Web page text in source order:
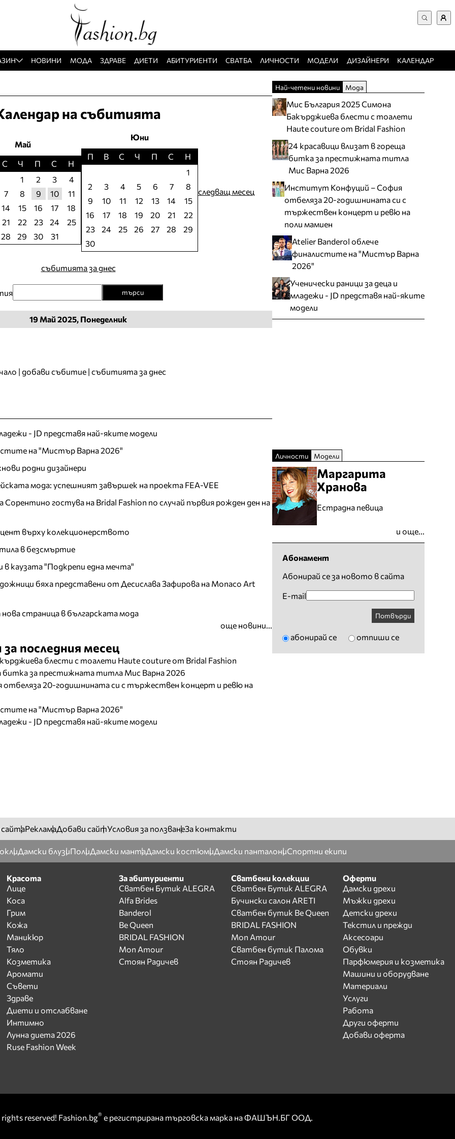
Забравена парола
Регистрация
Добавяне на фирма
Защо да се регистрирам
НОВИНИ МОДА ЗДРАВЕ ДИЕТИ АБИТУРИЕНТИ СВАТБА ЛИЧНОСТИ МОДЕЛИ ДИЗАЙНЕРИ КАЛЕНДАР
на събитията
Май
С Ч П С
Н
1
2 3
4
7 8 9 10
11
14 15 16 17
18
21 22 23 24
25
28 29 30 31
Юни
П
В С Ч П С
Н
1
2
3 4 5 6 7
8
9
10 11 12 13 14
15
16
17 18 19 20 21
22
23
24 25 26 27 28
29
30
следващ месец
събитията за днес
търси
19 Май2025, Понеделник
| добави събитие | събитията за днес
- JD представя най-яките модели
на "Мистър Варна 2026"
родни дизайнери
мода: успешният завършек на проекта FEA-VEE
гостува на Bridal Fashion по случай първия рожден ден на
върху колекционерството
в безсмъртие
в каузата "Подкрепи една мечта"
бяха представени от Десислава Зафирова на Monaco Art
страница в българската мода
още новини...
последния месец
блести с тоалети Haute couture от Bridal Fashion
битка за престижната титла Мис Варна 2026
20-годишнината си с тържествен концерт и ревю на
на "Мистър Варна 2026"
- JD представя най-яките модели
Най-четени новини Мода
Мис България 2025 Симона
Бакърджиева блести с тоалети
Haute couture от Bridal Fashion
24 красавици влизат в гореща
битка за престижната титла
Мис Варна 2026
Институт Конфуций – София
отбеляза 20-годишнината си с
тържествен концерт и ревю на
поли мамиен
Atelier Banderol облече
финалистите на "Мистър Варна
2026"
Ученически раници за деца и
младежи - JD представя най-яките
модели
Личности Модели
Маргарита
Хранова
Естрадна певица
и още...
Абонамент
Абонирай се за новото в сайта
E-mail
Потвърди
абонирай се отпиши се
сайтаРекламаДобави сайтУсловия за ползванеЗа контакти
Дамски блузиПолиДамски мантаДамски костюмиДамски панталониСпортни екипи
Красота
Лице
Коса
Грим
Кожа
Маникюр
Тяло
Козметика
Аромати
Съвети
Здраве
Диети и отслабване
Интимно
Лунна диета 2026
Ruse Fashion Week
За абитуриенти
Сватбен Бутик ALEGRA
Alfa Brides
Banderol
Be Queen
BRIDAL FASHION
Mon Amour
Стоян Радичев
Сватбени колекции
Сватбен Бутик ALEGRA
Бучински салон ARETI
Сватбен бутик Be Queen
BRIDAL FASHION
Mon Amour
Сватбен бутик Палома
Стоян Радичев
Оферти
Дамски дрехи
Мъжки дрехи
Детски дрехи
Текстил и прежди
Аксесоари
Обувки
Парфюмерия и козметика
Машини и оборудване
Материали
Услуги
Работа
Други оферти
Добави оферта
reserved! Fashion.bg® е регистрирана търговска марка на ФАШЪН.БГ ООД.